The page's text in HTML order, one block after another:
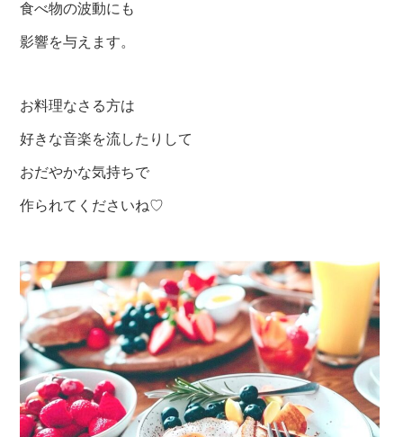
食べ物の波動にも
影響を与えます。
お料理なさる方は
好きな音楽を流したりして
おだやかな気持ちで
作られてくださいね♡